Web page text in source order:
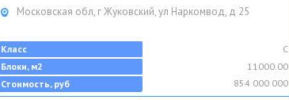
Московская обл, г Жуковский, ул Наркомвод, д 25
Класс
C
Блоки, м2
11000.00
Стоимость, руб
854 000 000